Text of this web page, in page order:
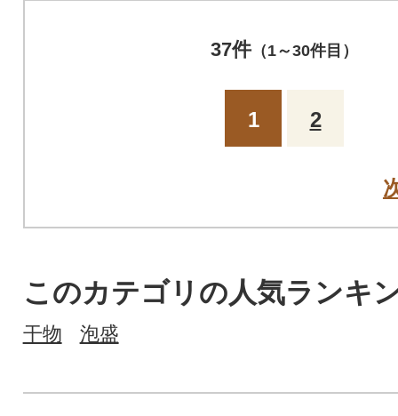
37件（1～30件目）
1 2
このカテゴリの人気ランキ
干物 泡盛